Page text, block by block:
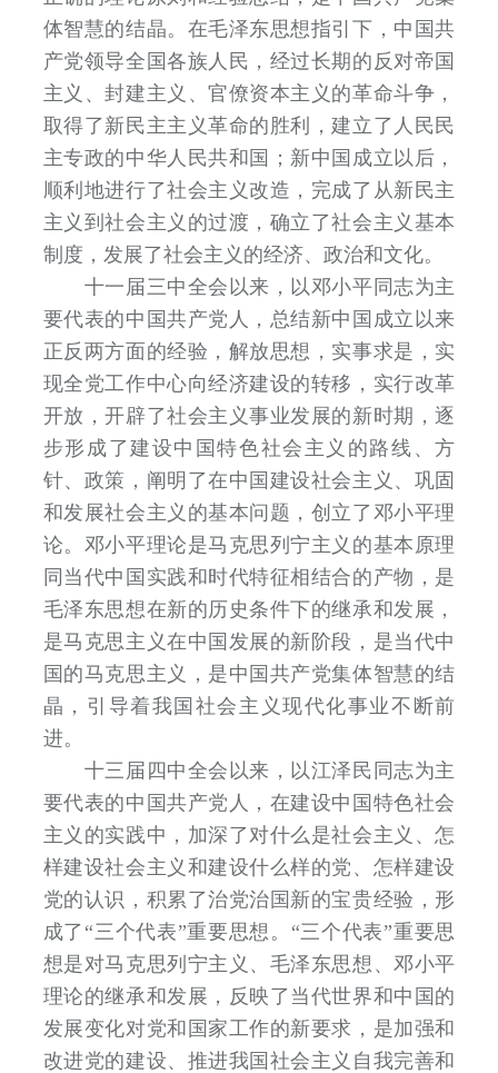
体智慧的结晶。在毛泽东思想指引下，中国共
产党领导全国各族人民，经过长期的反对帝国
主义、封建主义、官僚资本主义的革命斗争，
取得了新民主主义革命的胜利，建立了人民民
主专政的中华人民共和国；新中国成立以后，
顺利地进行了社会主义改造，完成了从新民主
主义到社会主义的过渡，确立了社会主义基本
制度，发展了社会主义的经济、政治和文化。
十一届三中全会以来，以邓小平同志为主
要代表的中国共产党人，总结新中国成立以来
正反两方面的经验，解放思想，实事求是，实
现全党工作中心向经济建设的转移，实行改革
开放，开辟了社会主义事业发展的新时期，逐
步形成了建设中国特色社会主义的路线、方
针、政策，阐明了在中国建设社会主义、巩固
和发展社会主义的基本问题，创立了邓小平理
论。邓小平理论是马克思列宁主义的基本原理
同当代中国实践和时代特征相结合的产物，是
毛泽东思想在新的历史条件下的继承和发展，
是马克思主义在中国发展的新阶段，是当代中
国的马克思主义，是中国共产党集体智慧的结
晶，引导着我国社会主义现代化事业不断前
进。
十三届四中全会以来，以江泽民同志为主
要代表的中国共产党人，在建设中国特色社会
主义的实践中，加深了对什么是社会主义、怎
样建设社会主义和建设什么样的党、怎样建设
党的认识，积累了治党治国新的宝贵经验，形
成了“三个代表”重要思想。“三个代表”重要思
想是对马克思列宁主义、毛泽东思想、邓小平
理论的继承和发展，反映了当代世界和中国的
发展变化对党和国家工作的新要求，是加强和
改进党的建设、推进我国社会主义自我完善和